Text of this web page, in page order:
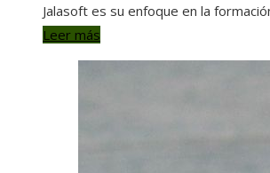
Jalasoft es su enfoque en la
Leer más